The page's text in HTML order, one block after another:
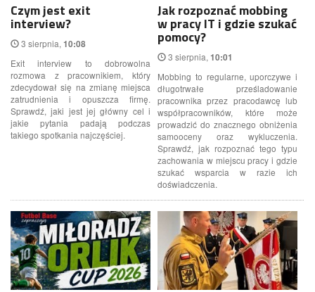
Czym jest exit
interview?
3 sierpnia, 10:08
Exit interview to dobrowolna
rozmowa z pracownikiem, który
zdecydował się na zmianę miejsca
zatrudnienia i opuszcza firmę.
Sprawdź, jaki jest jej główny cel i
jakie pytania padają podczas
takiego spotkania najczęściej.
Jak rozpoznać mobbing
w pracy IT i gdzie szukać
pomocy?
3 sierpnia, 10:01
Mobbing to regularne, uporczywe i
długotrwałe prześladowanie
pracownika przez pracodawcę lub
współpracowników, które może
prowadzić do znacznego obniżenia
samooceny oraz wykluczenia.
Sprawdź, jak rozpoznać tego typu
zachowania w miejscu pracy i gdzie
szukać wsparcia w razie ich
doświadczenia.